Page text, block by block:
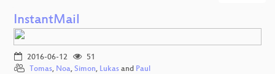
InstantMail
2016-06-12
51
Tomas, Noa, Simon, Lukas and Paul